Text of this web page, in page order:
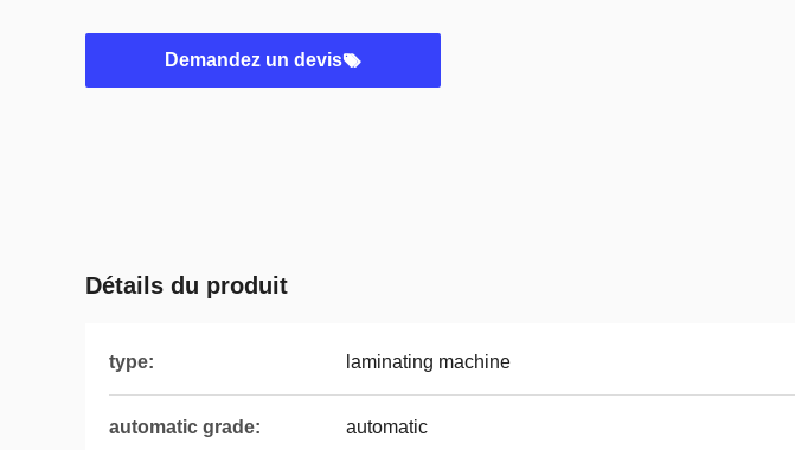
Demandez un devis
Détails du produit
type: laminating machine
automatic grade: automatic